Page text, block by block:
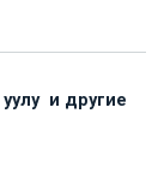
и другие